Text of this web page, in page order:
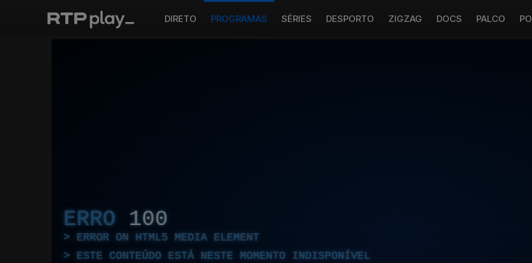
DIRETO PROGRAMAS SÉRIES DESPORTO ZIGZAG DOCS PALCO
ERRO 100
ERROR ON HTML5 MEDIA ELEMENT
ESTE CONTEÚDO ESTÁ NESTE MOMENTO INDISPONÍVEL